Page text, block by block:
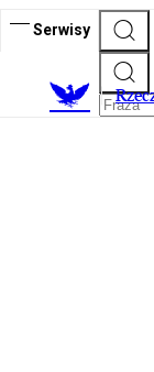
Serwisy
R